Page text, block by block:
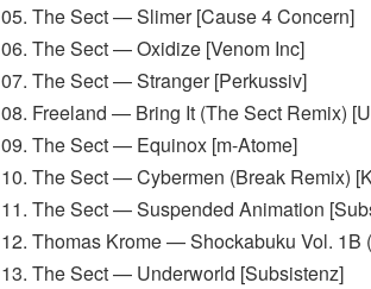
05. The Sect — Slimer [Cause 4 Concern]
06. The Sect — Oxidize [Venom Inc]
07. The Sect — Stranger [Perkussiv]
08. Freeland — Bring It (The Sect Remix)
09. The Sect — Equinox [m-Atome]
10. The Sect — Cybermen (Break Remix)
11. The Sect — Suspended Animation
12. Thomas Krome — Shockabuku Vol. 1B
13. The Sect — Underworld [Subsistenz]